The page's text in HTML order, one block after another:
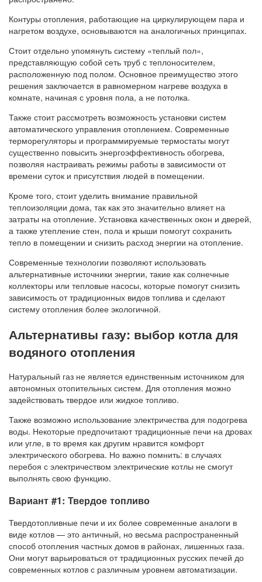
Контуры отопления, работающие на циркулирующем пара и
нагретом воздухе, основываются на аналогичных принципах.
Стоит отдельно упомянуть систему «теплый пол»,
представляющую собой сеть труб с теплоносителем,
расположенную под полом. Основное преимущество этого
решения заключается в равномерном нагреве воздуха в
комнате, начиная с уровня пола, а не потолка.
Также стоит рассмотреть возможность установки систем
автоматического управления отоплением. Современные
терморегуляторы и программируемые термостаты могут
существенно повысить энергоэффективность обогрева,
позволяя настраивать режимы работы в зависимости от
времени суток и присутствия людей в помещении.
Кроме того, стоит уделить внимание правильной
теплоизоляции дома, так как это значительно влияет на
затраты на отопление. Установка качественных окон и дверей,
а также утепление стен, пола и крыши помогут сохранить
тепло в помещении и снизить расход энергии на отопление.
Современные технологии позволяют использовать
альтернативные источники энергии, такие как солнечные
коллекторы или тепловые насосы, которые помогут снизить
зависимость от традиционных видов топлива и сделают
систему отопления более экологичной.
Альтернативы газу: выбор котла для
водяного отопления
Натуральный газ не является единственным источником для
автономных отопительных систем. Для отопления можно
задействовать твердое или жидкое топливо.
Также возможно использование электричества для подогрева
воды. Некоторые предпочитают традиционные печи на дровах
или угле, в то время как другим нравится комфорт
электрического обогрева. Но важно помнить: в случаях
перебоя с электричеством электрические котлы не смогут
выполнять свою функцию.
Вариант #1: Твердое топливо
Твердотопливные печи и их более современные аналоги в
виде котлов — это античный, но весьма распространенный
способ отопления частных домов в районах, лишенных газа.
Они могут варьироваться от традиционных русских печей до
современных котлов с различным уровнем автоматизации.